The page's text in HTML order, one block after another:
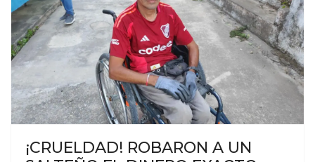
¡CRUELDAD! ROBARON A UN